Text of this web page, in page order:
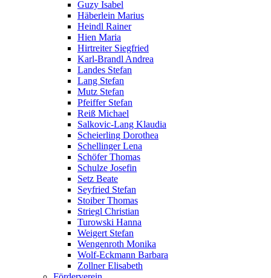
Guzy Isabel
Häberlein Marius
Heindl Rainer
Hien Maria
Hirtreiter Siegfried
Karl-Brandl Andrea
Landes Stefan
Lang Stefan
Mutz Stefan
Pfeiffer Stefan
Reiß Michael
Salkovic-Lang Klaudia
Scheierling Dorothea
Schellinger Lena
Schöfer Thomas
Schulze Josefin
Setz Beate
Seyfried Stefan
Stoiber Thomas
Striegl Christian
Turowski Hanna
Weigert Stefan
Wengenroth Monika
Wolf-Eckmann Barbara
Zollner Elisabeth